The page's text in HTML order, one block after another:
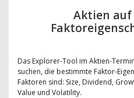
Aktien auf
Das Explorer-Tool im Aktien-
suchen, die bestimmte Faktor-
Faktoren sind: Size, Dividend,
Value und Volatility.